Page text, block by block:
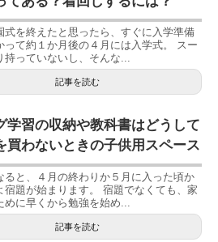
式を終えたと思ったら、すぐに入学準備
って約１か月後の４月には入学式。 スー
持っていないし、そんな...
記事を読む
学習の収納や教科書はどうして
買わないときの子供用スペース
ると、４月の終わりか５月に入った頃か
宿題が始まります。 宿題でなくても、家
めに早くから勉強を始め...
記事を読む